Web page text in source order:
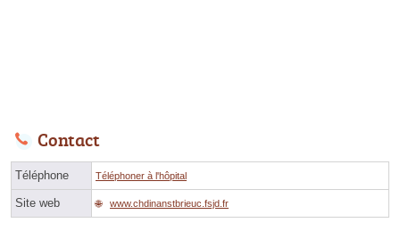
Contact
Téléphone Téléphoner à l'hôpital
Site web www.chdinanstbrieuc.fsjd.fr